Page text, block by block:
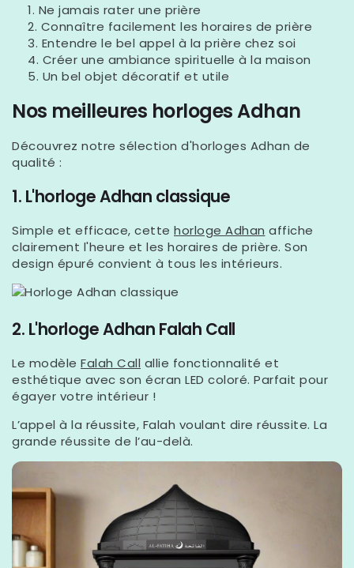
Ne jamais rater une prière
Connaître facilement les horaires de prière
Entendre le bel appel à la prière chez soi
Créer une ambiance spirituelle à la maison
Un bel objet décoratif et utile
Nos meilleures horloges Adhan
Découvrez notre sélection d'horloges Adhan de
qualité :
1. L'horloge Adhan classique
Simple et efficace, cette horloge Adhan affiche
clairement l'heure et les horaires de prière. Son
design épuré convient à tous les intérieurs.
2. L'horloge Adhan Falah Call
Le modèle Falah Call allie fonctionnalité et
esthétique avec son écran LED coloré. Parfait pour
égayer votre intérieur !
L’appel à la réussite, Falah voulant dire réussite. La
grande réussite de l’au-delà.